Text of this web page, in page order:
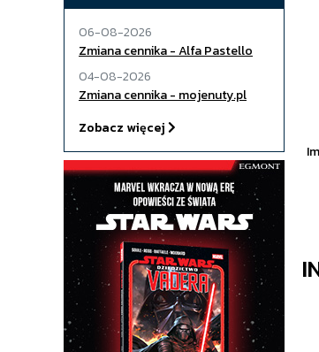
06-08-2026
Zmiana cennika - Alfa Pastello
04-08-2026
Zmiana cennika - mojenuty.pl
Zobacz więcej